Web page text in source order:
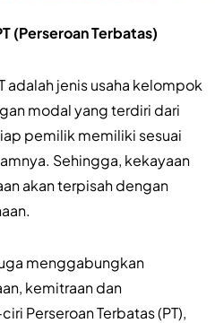
(Perseroan Terbatas)
adalah jenis usaha kelompok
modal yang terdiri dari
pemilik memiliki sesuai
Sehingga, kekayaan
akan terpisah dengan
menggabungkan
kemitraan dan
Perseroan Terbatas (PT),